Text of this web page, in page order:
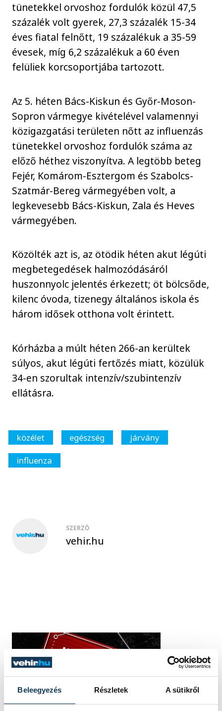
Beleegyezés Részletek A sütikről
tünetekkel orvoshoz fordulók közül 47,5
százalék volt gyerek, 27,3 százalék 15-34
éves fiatal felnőtt, 19 százalékuk a 35-59
évesek, míg 6,2 százalékuk a 60 éven
felüliek korcsoportjába tartozott.
Az 5. héten Bács-Kiskun és Győr-Moson-
Sopron vármegye kivételével valamennyi
közigazgatási területen nőtt az influenzás
tünetekkel orvoshoz fordulók száma az
előző héthez viszonyítva. A legtöbb beteg
Fejér, Komárom-Esztergom és Szabolcs-
Szatmár-Bereg vármegyében volt, a
legkevesebb Bács-Kiskun, Zala és Heves
vármegyében.
Közölték azt is, az ötödik héten akut légúti
megbetegedések halmozódásáról
huszonnyolc jelentés érkezett; öt bölcsőde,
kilenc óvoda, tizenegy általános iskola és
három idősek otthona volt érintett.
Kórházba a múlt héten 266-an kerültek
súlyos, akut légúti fertőzés miatt, közülük
34-en szorultak intenzív/szubintenzív
ellátásra.
közélet egészség
járvány
influenza
SZERZŐ
vehir.hu